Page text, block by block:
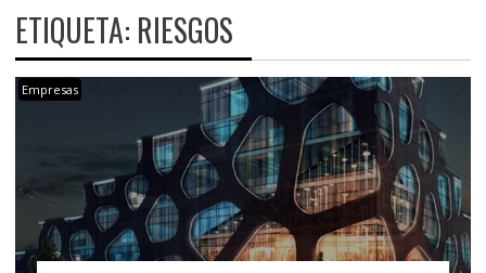
ETIQUETA: RIESGOS
Empresas